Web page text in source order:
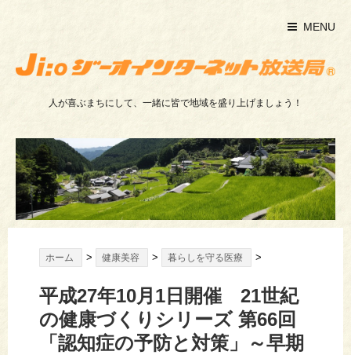
MENU
人が喜ぶまちにして、一緒に皆で地域を盛り上げましょう！
ホーム > 健康美容 > 暮らしを守る医療 >
平成27年10月1日開催 21世紀
の健康づくりシリーズ 第66回
「認知症の予防と対策」～早期